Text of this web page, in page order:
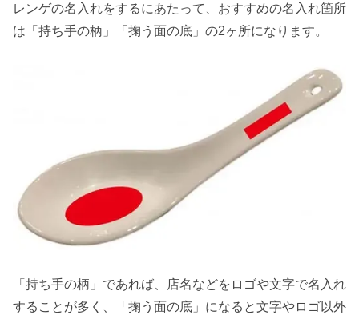
レンゲの名入れをするにあたって、おすすめの名入れ箇所
は「持ち手の柄」「掬う面の底」の2ヶ所になります。
「持ち手の柄」であれば、店名などをロゴや文字で名入れ
することが多く、「掬う面の底」になると文字やロゴ以外